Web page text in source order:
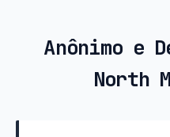
Anônimo e
North